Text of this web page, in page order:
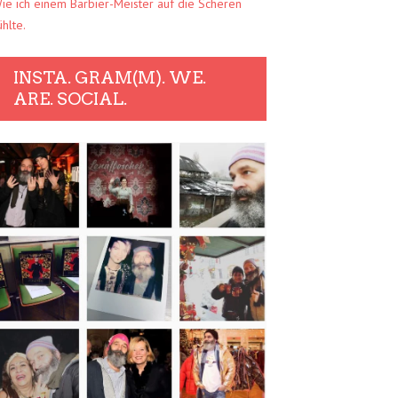
ich einem Barbier-Meister auf die Scheren
INSTA. GRAM(M). WE.
ARE. SOCIAL.